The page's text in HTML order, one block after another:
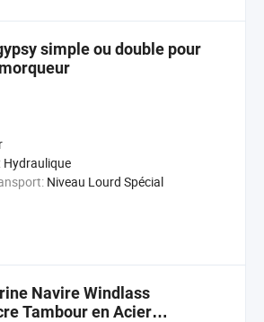
simple ou double pour
Hydraulique
Niveau Lourd Spécial
Navire Windlass
Tambour en Acier